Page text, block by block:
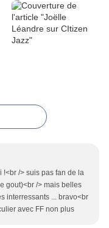
!<br /> suis pas fan de la
gout)<br /> mais belles
interressants ... bravo<br
avec FF non plus